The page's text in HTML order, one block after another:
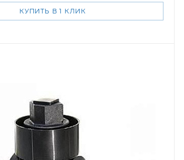
КУПИТЬ В 1 КЛИК